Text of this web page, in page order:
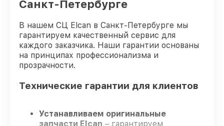
Санкт-Петербурге
В нашем СЦ Elcan в Санкт-Петербурге мы
гарантируем качественный сервис для
каждого заказчика. Наши гарантии основаны
на принципах профессионализма и
прозрачности.
Технические гарантии для клиентов
Устанавливаем оригинальные
запчасти Elcan – гарантируем